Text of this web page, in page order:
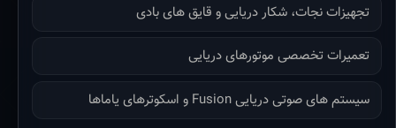
تجهیزات نجات، شکار دریایی و قایق های بادی
تعمیرات تخصصی موتورهای دریایی
سیستم های صوتی دریایی Fusion و اسکوترهای یاماها